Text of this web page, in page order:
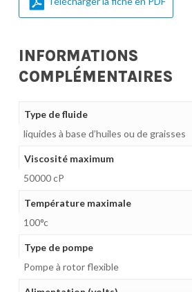
INFORMATIONS
COMPLÉMENTAIRES
Type de fluide
liquides à base d’huiles ou de graisses
Viscosité maximum
50000 cP
Température maximale
100°c
Type de pompe
Pompe à rotor flexible